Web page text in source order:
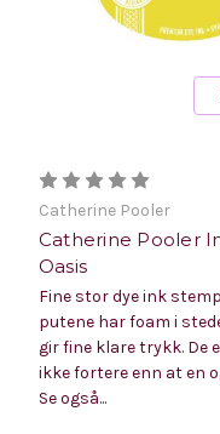
Catherine Pooler
Catherine Pooler
Oasis
Fine stor dye ink
putene har foam i
gir fine klare trykk. De
ikke fortere enn at en
Se også...